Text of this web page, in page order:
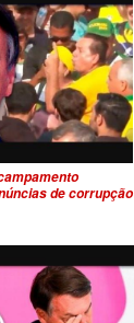
de corrupção